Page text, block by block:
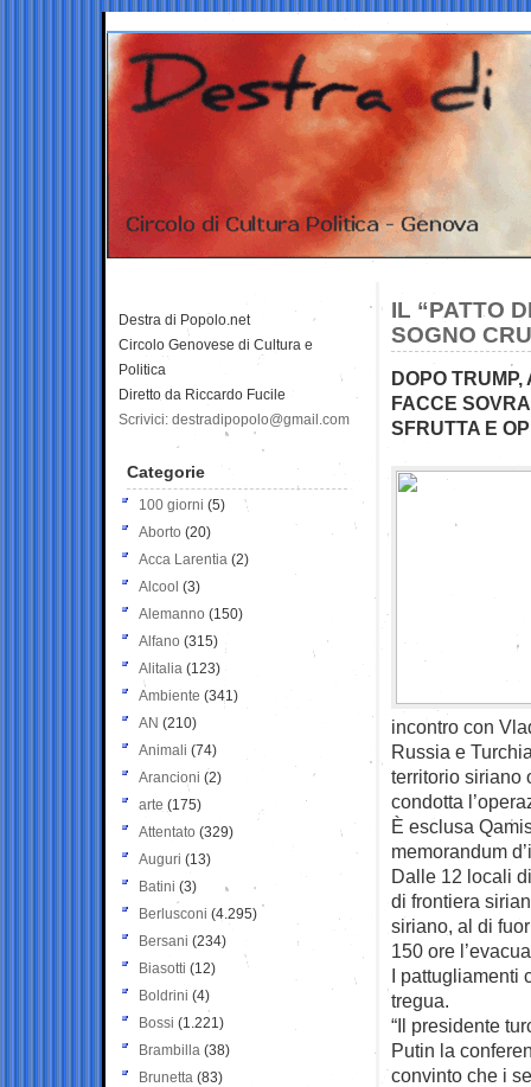
IL “PATTO
SOGNO
DOPO
FACCE
SFRUTTA E
incontro con
Russia e
territorio siriano
condotta
È esclusa
memorandum
Dalle 12 locali
di frontiera
siriano, al di
150 ore
I pattugliamenti
tregua.
“Il presidente
Putin la
convinto che i
Destra di Popolo.net
Circolo Genovese di Cultura e
Politica
Diretto da Riccardo Fucile
Scrivici: destradipopolo@gmail.com
Categorie
100 giorni (5)
Aborto (20)
Acca Larentia (2)
Alcool (3)
Alemanno (150)
Alfano (315)
Alitalia (123)
Ambiente (341)
AN (210)
Animali (74)
Arancioni (2)
arte (175)
Attentato (329)
Auguri (13)
Batini (3)
Berlusconi (4.295)
Bersani (234)
Biasotti (12)
Boldrini (4)
Bossi (1.221)
Brambilla (38)
Brunetta (83)